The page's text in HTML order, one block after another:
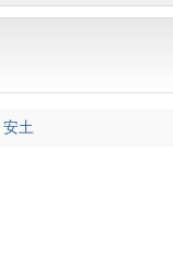
安土